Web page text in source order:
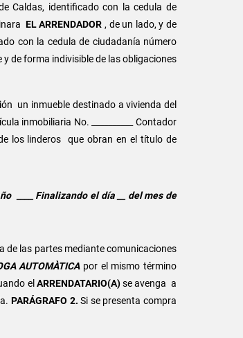
Caldas, identificado con la cedula de
EL ARRENDADOR , de un lado, y de
con la cedula de ciudadanía número
de forma indivisible de las obligaciones
un inmueble destinado a vivienda del
inmobiliaria No. __________ Contador
de los linderos que obran en el título de
____ Finalizando el día __ del mes de
de las partes mediante comunicaciones
AUTOMÀTICA por el mismo término
el ARRENDATARIO(A)se avenga a
PARÁGRAFO 2. Si se presenta compra